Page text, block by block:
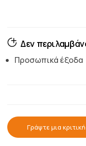
Δεν
Προσωπικά έξοδα
Γράψτε μια κριτική